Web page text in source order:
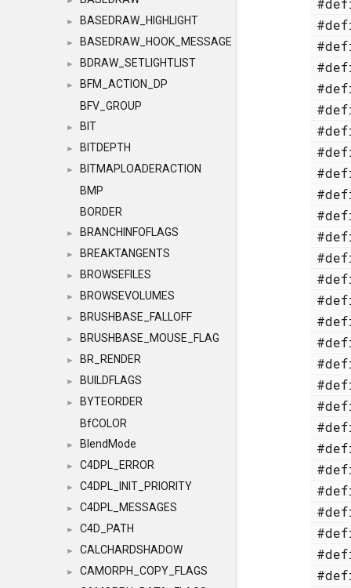
► BASEDRAW_HIGHLIGHT
► BASEDRAW_HOOK_MESSAGE
► BDRAW_SETLIGHTLIST
►
BFM_ACTION_DP
BFV_GROUP
► BIT
► BITDEPTH
►
BITMAPLOADERACTION
BMP
BORDER
► BRANCHINFOFLAGS
► BREAKTANGENTS
► BROWSEFILES
► BROWSEVOLUMES
► BRUSHBASE_FALLOFF
► BRUSHBASE_MOUSE_FLAG
► BR_RENDER
► BUILDFLAGS
►
BYTEORDER
BfCOLOR
► BlendMode
► C4DPL_ERROR
► C4DPL_INIT_PRIORITY
► C4DPL_MESSAGES
► C4D_PATH
► CALCHARDSHADOW
►
CAMORPH_COPY_FLAGS